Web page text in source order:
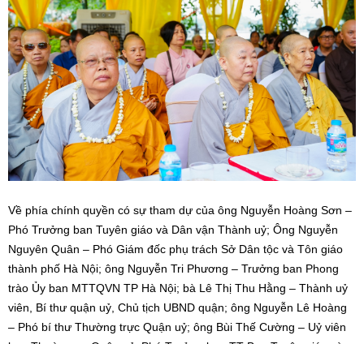
Về phía chính quyền có sự tham dự của ông Nguyễn Hoàng Sơn –
Phó Trưởng ban Tuyên giáo và Dân vận Thành uỷ; Ông Nguyễn
Nguyên Quân – Phó Giám đốc phụ trách Sở Dân tộc và Tôn giáo
thành phố Hà Nội; ông Nguyễn Tri Phương – Trưởng ban Phong
trào Ủy ban MTTQVN TP Hà Nội; bà Lê Thị Thu Hằng – Thành uỷ
viên, Bí thư quận uỷ, Chủ tịch UBND quận; ông Nguyễn Lê Hoàng
– Phó bí thư Thường trực Quận uỷ; ông Bùi Thế Cường – Uỷ viên